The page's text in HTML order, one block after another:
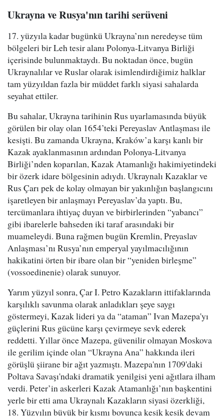
Ukrayna ve Rusya'nın tarihi serüveni
17. yüzyıla kadar bugünkü Ukrayna’nın neredeyse tüm
bölgeleri bir Leh tesir alanı Polonya-Litvanya Birliği
içerisinde bulunmaktaydı. Bu noktadan önce, bugün
Ukraynalılar ve Ruslar olarak isimlendirdiğimiz halklar
tam yüzyıldan fazla bir müddet farklı siyasi sahalarda
seyahat ettiler.
Bu sahalar, Ukrayna tarihinin Rus uyarlamasında büyük
görülen bir olay olan 1654’teki Pereyaslav Antlaşması ile
kesişti. Bu zamanda Ukrayna, Kraków’a karşı kanlı bir
Kazak ayaklanmasının ardından Polonya-Litvanya
Birliği’nden koparılan, Kazak Atamanlığı hakimiyetindeki
bir özerk idare bölgesinin adıydı. Ukraynalı Kazaklar ve
Rus Çarı pek de kolay olmayan bir yakınlığın başlangıcını
işaretleyen bir anlaşmayı Pereyaslav’da yaptı. Bu,
tercümanlara ihtiyaç duyan ve birbirlerinden “yabancı”
gibi ibarelerle bahseden iki taraf arasındaki bir
muameleydi. Buna rağmen bugün Kremlin, Preyaslav
Anlaşması’nı Rusya’nın emperyal yayılmacılığının
hakikatini örten bir ibare olan bir “yeniden birleşme”
(vossoedinenie) olarak sunuyor.
Yarım yüzyıl sonra, Çar I. Petro Kazakların ittifaklarında
karşılıklı savunma olarak anladıkları şeye saygı
göstermeyi, Kazak lideri ya da “ataman” Ivan Mazepa'yı
güçlerini Rus gücüne karşı çevirmeye sevk ederek
reddetti. Yıllar önce Mazepa, güvenilir olmayan Moskova
ile gerilim içinde olan “Ukrayna Ana” hakkında ileri
görüşlü şiirane bir ağıt yazmıştı. Mazepa'nın 1709'daki
Poltava Savaşı'ndaki dramatik yenilgisi yeni ağıtlara ilham
verdi. Peter’in askerleri Kazak Atamanlığı’nın başkentini
yerle bir etti ama Ukraynalı Kazakların siyasi özerkliği,
18. Yüzyılın büyük bir kısmı boyunca kesik kesik devam